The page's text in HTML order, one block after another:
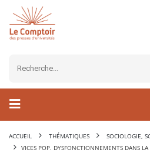
ACCUEIL THÉMATIQUES SOCIOLOGIE,
VICES POP. DYSFONCTIONNEMENTS DANS LA